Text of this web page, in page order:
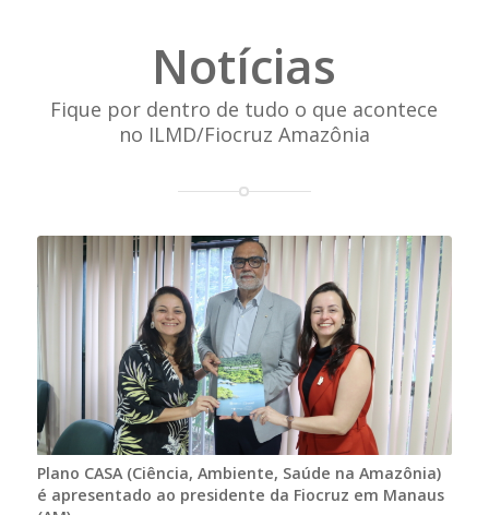
Notícias
Fique por dentro de tudo o que acontece
no ILMD/Fiocruz Amazônia
Plano CASA (Ciência, Ambiente, Saúde na Amazônia)
é apresentado ao presidente da Fiocruz em Manaus